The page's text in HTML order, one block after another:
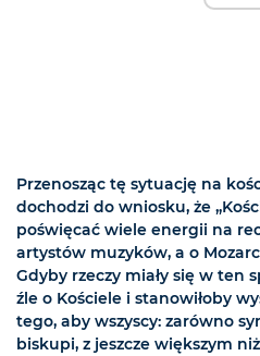
Przenosząc tę sytuację na
dochodzi do wniosku, że
poświęcać wiele energii na
artystów muzyków, a o
Gdyby rzeczy miały się w ten
źle o Kościele i stanowiłoby
tego, aby wszyscy: zarówno
biskupi, z jeszcze większym